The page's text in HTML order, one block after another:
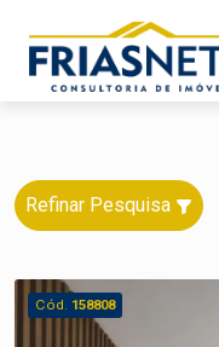
Refinar Pesquisa
Cód. 158808